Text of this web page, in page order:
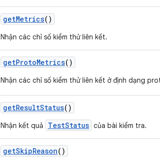
getMetrics()
Nhận các chỉ số kiểm thử liên kết.
getProtoMetrics()
Nhận các chỉ số kiểm thử liên kết ở định dạng
getResultStatus()
Nhận kết quả TestStatus của bài kiểm tra.
getSkipReason()